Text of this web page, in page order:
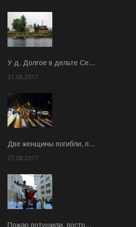
У д. Долгое в дельте Се…
21.08.2017
Две женщины погибли, п…
27.08.2017
Пожар потушили, постр…